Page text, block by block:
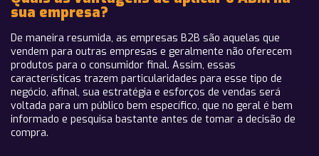
sua empresa?
De maneira resumida, as empresas B2B são aquelas que
vendem para outras empresas e geralmente não oferecem
produtos para o consumidor final. Assim, essas
características trazem particularidades para esse tipo de
negócio, afinal, sua estratégia e esforços de vendas será
voltada para um público bem específico, que no geral é bem
informado e pesquisa bastante antes de tomar a decisão de
compra.